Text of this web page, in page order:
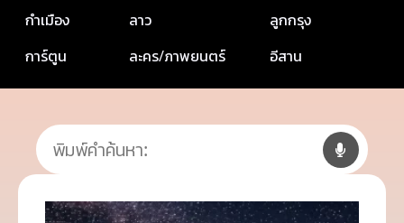
กำเมือง
ลาว
ลูกกรุง
การ์ตูน
ละคร/ภาพยนตร์ อีสาน